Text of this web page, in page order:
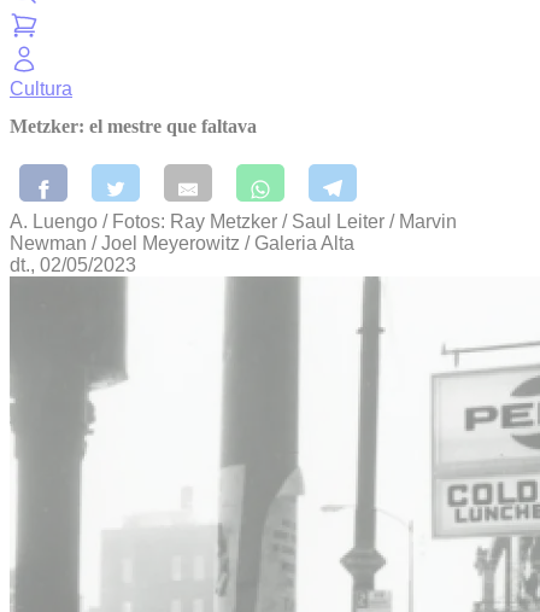
Cultura
Metzker: el mestre que faltava
A. Luengo / Fotos: Ray Metzker / Saul Leiter / Marvin
Newman / Joel Meyerowitz / Galeria Alta
dt., 02/05/2023